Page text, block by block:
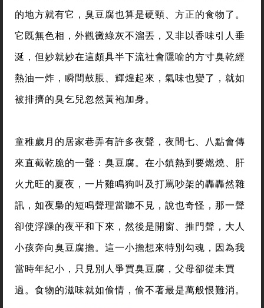
的地方就有它，臭豆腐也算是硬頸、方正的食物了。
它既無色相，外觀黴綠灰不溜丟，又非以香味引人垂
涎，但妙就妙在這頗具半下流社會隱喻的方寸臭乾經
熱油一炸，瞬間鼓脹、輝煌起來，氣味也變了，就如
被排擠的臭乞兒忽然黃袍加身。
童稚歲月的居家巷弄有許多夜聲，夜間七、八點會傳
來直截乾脆的一聲：臭豆腐。在小鎮熱到要燃燒、肝
火尤旺的夏夜，一片雞鳴狗叫及打罵吵架的轟轟然雜
訊，如夜梟的短鳴聲理當聽不見，說也奇怪，那一聲
卻使浮躁的夜平和下來，然後是開窗、推門聲，大人
小孩奔向臭豆腐擔。這一小擔想來特別勾魂，因為我
當時年紀小，只見別人爭買臭豆腐，父母卻從未買
過。食物的滋味就如偷情，偷不著最是萬般恨難消。